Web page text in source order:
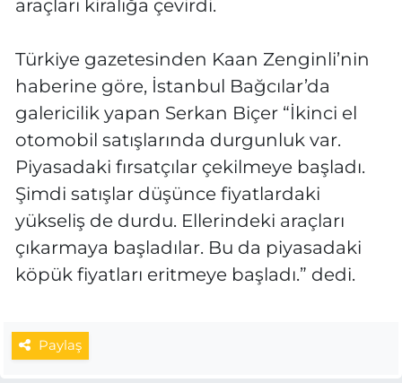
araçları kiralığa çevirdi.
Türkiye gazetesinden Kaan Zenginli’nin
haberine göre, İstanbul Bağcılar’da
galericilik yapan Serkan Biçer “İkinci el
otomobil satışlarında durgunluk var.
Piyasadaki fırsatçılar çekilmeye başladı.
Şimdi satışlar düşünce fiyatlardaki
yükseliş de durdu. Ellerindeki araçları
çıkarmaya başladılar. Bu da piyasadaki
köpük fiyatları eritmeye başladı.” dedi.
Paylaş